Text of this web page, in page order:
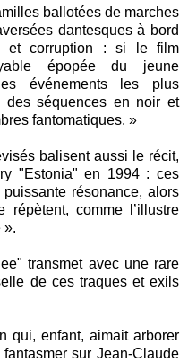
ballotées de marches
dantesques à bord
et corruption : si le film
épopée du jeune
événements les plus
des séquences en noir et
fantomatiques. »
balisent aussi le récit,
"Estonia" en 1994 : ces
résonance, alors
comme l’illustre
».
transmet avec une rare
de ces traques et exils
qui, enfant, aimait arborer
sur Jean-Claude